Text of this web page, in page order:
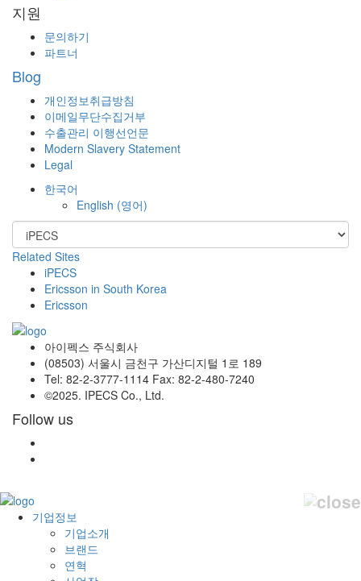
지원
문의하기
파트너
Blog
개인정보취급방침
이메일무단수집거부
수출관리 이행선언문
Modern Slavery Statement
Legal
한국어
English (영어)
Related Sites
iPECS
Ericsson in South Korea
Ericsson
아이펙스 주식회사
(08503) 서울시 금천구 가산디지털 1로 189
Tel: 82-2-3777-1114 Fax: 82-2-480-7240
©2025. IPECS Co., Ltd.
Follow us
기업정보
기업소개
브랜드
연혁